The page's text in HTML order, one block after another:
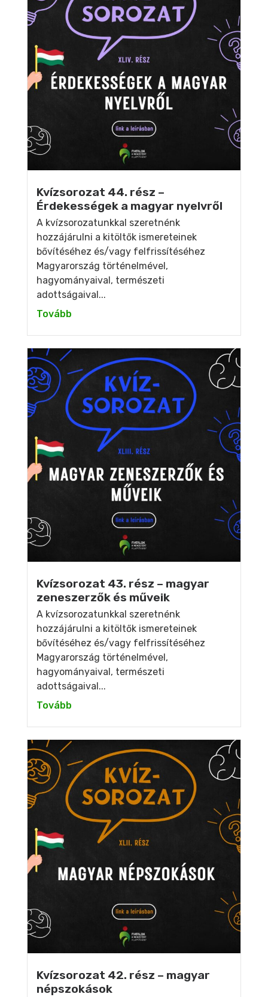
Kvízsorozat 44. rész –
Érdekességek a magyar nyelvről
A kvízsorozatunkkal szeretnénk
hozzájárulni a kitöltők ismereteinek
bővítéséhez és/vagy felfrissítéséhez
Magyarország történelmével,
hagyományaival, természeti
adottságaival...
Tovább
Kvízsorozat 43. rész – magyar
zeneszerzők és műveik
A kvízsorozatunkkal szeretnénk
hozzájárulni a kitöltők ismereteinek
bővítéséhez és/vagy felfrissítéséhez
Magyarország történelmével,
hagyományaival, természeti
adottságaival...
Tovább
Kvízsorozat 42. rész – magyar
népszokások